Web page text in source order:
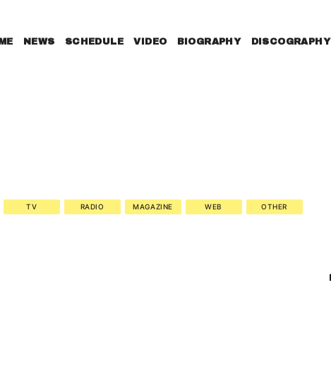
NEWS SCHEDULE VIDEO BIOGRAPHY DISCOGRAPHY
TV RADIO MAGAZINE WEB OTHER